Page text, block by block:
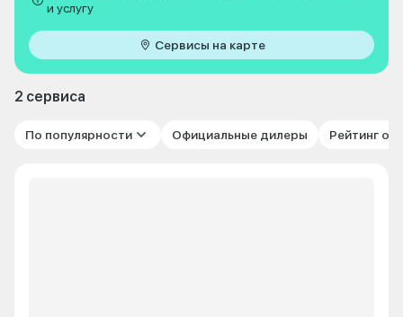
и услугу
Сервисы на карте
2 сервиса
По популярности Официальные дилеры Рейтинг